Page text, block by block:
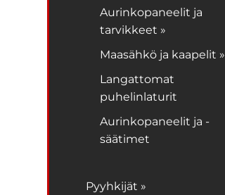
Aurinkopaneelit ja
tarvikkeet »
Maasähkö ja kaapelit »
Langattomat
puhelinlaturit
Aurinkopaneelit ja -
säätimet
Pyyhkijät »